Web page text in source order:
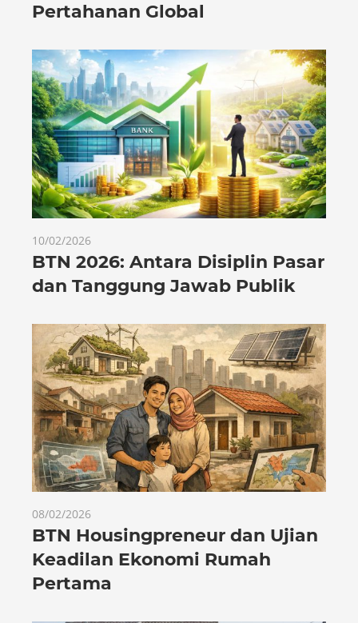
Pertahanan Global
10/02/2026
BTN 2026: Antara Disiplin Pasar
dan Tanggung Jawab Publik
08/02/2026
BTN Housingpreneur dan Ujian
Keadilan Ekonomi Rumah
Pertama